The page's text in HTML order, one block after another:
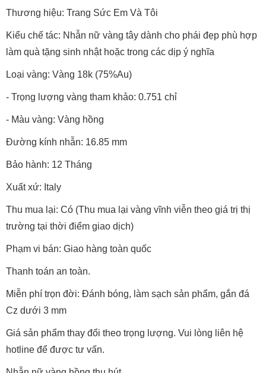
Thương hiệu: Trang Sức Em Và Tôi
Kiểu chế tác: Nhẫn nữ vàng tây dành cho phái đẹp phù hợp
làm quà tặng sinh nhật hoặc trong các dịp ý nghĩa
Loại vàng: Vàng 18k (75%Au)
- Trọng lượng vàng tham khảo: 0.751 chỉ
- Màu vàng: Vàng hồng
Đường kính nhẫn: 16.85 mm
Bảo hành: 12 Tháng
Xuất xứ: Italy
Thu mua lại: Có (Thu mua lại vàng vĩnh viễn theo giá trị thị
trường tại thời điểm giao dịch)
Phạm vi bán: Giao hàng toàn quốc
Thanh toán an toàn.
Miễn phí trọn đời: Đánh bóng, làm sạch sản phẩm, gắn đá
Cz dưới 3 mm
Giá sản phẩm thay đổi theo trọng lượng. Vui lòng liên hệ
hotline để được tư vấn.